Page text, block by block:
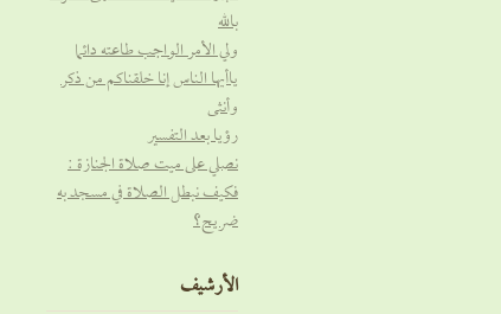
بالله
ولي الأمر الواجب طاعته دائما
ياأيها الناس إنا خلقناكم من ذكر
وأنثى
رؤيا بعد التفسير
نصلي على ميت صلاة الجنازة :
فكيف نبطل الصلاة في مسجد به
ضريح؟
الأرشيف